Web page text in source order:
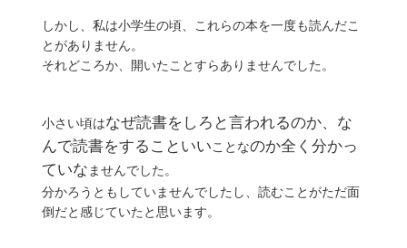
しかし、私は小学生の頃、これらの本を一度も読んだこ
とがありません。
それどころか、開いたことすらありませんでした。
小さい頃はなぜ読書をしろと言われるのか、な
んで読書をすることいいことなのか全く分かっ
ていな ませんでした。
分かろうともしていませんでしたし、読むことがただ面
倒だと感じていたと思います。